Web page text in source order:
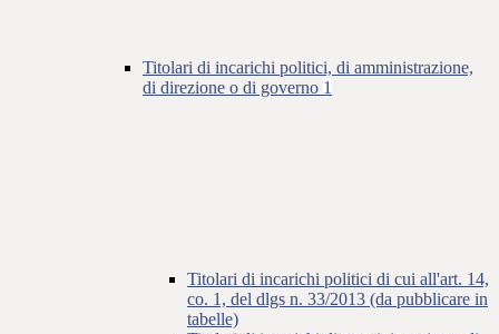
Titolari di incarichi politici, di amministrazione,
di direzione o di governo 1
Titolari di incarichi politici di cui all'art. 14,
co. 1, del dlgs n. 33/2013 (da pubblicare in
tabelle)